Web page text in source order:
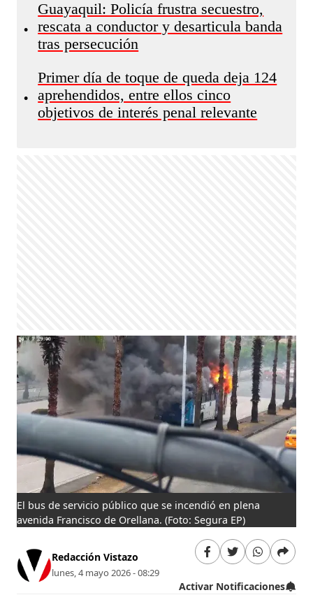
•
Guayaquil: Policía frustra secuestro,
rescata a conductor y desarticula banda
tras persecución
•
Primer día de toque de queda deja 124
aprehendidos, entre ellos cinco
objetivos de interés penal relevante
El bus de servicio público que se incendió en plena
avenida Francisco de Orellana. (Foto: Segura EP)
Redacción Vistazo
lunes, 4 mayo 2026 - 08:29
Activar Notificaciones